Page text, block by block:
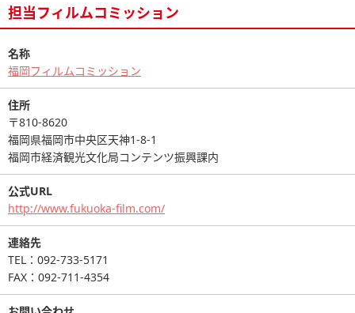
担当フィルムコミッション
名称
福岡フィルムコミッション
住所
〒810-8620
福岡県福岡市中央区天神1-8-1
福岡市経済観光文化局コンテンツ振興課内
公式URL
http://www.fukuoka-film.com/
連絡先
TEL：092-733-5171
FAX：092-711-4354